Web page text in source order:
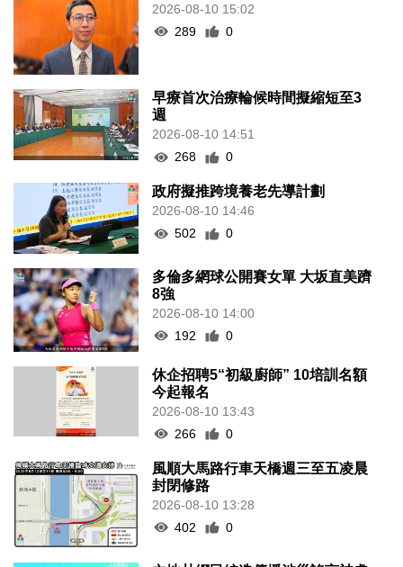
2026-08-10 15:02
289
0
早療首次治療輪候時間擬縮短至3
週
2026-08-10 14:51
268
0
政府擬推跨境養老先導計劃
2026-08-10 14:46
502
0
多倫多網球公開賽女單 大坂直美躋
8強
2026-08-10 14:00
192
0
休企招聘5“初級廚師” 10培訓名額
今起報名
2026-08-10 13:43
266
0
風順大馬路行車天橋週三至五凌晨
封閉修路
2026-08-10 13:28
402
0